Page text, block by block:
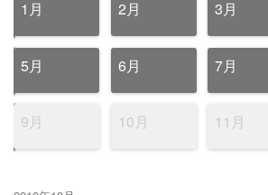
1月 2月 3月
5月 6月 7月
9月 10月 11月